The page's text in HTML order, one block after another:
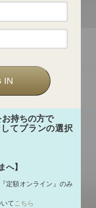
持ちの方で
てプランの選択
へ】
定額オンライン』のみ
てこちら